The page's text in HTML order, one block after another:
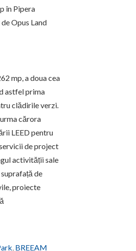
în Pipera
Opus Land
mp, a doua cea
astfel prima
clădirile verzi.
cărora
LEED pentru
de project
activității sale
de
proiecte
BREEAM